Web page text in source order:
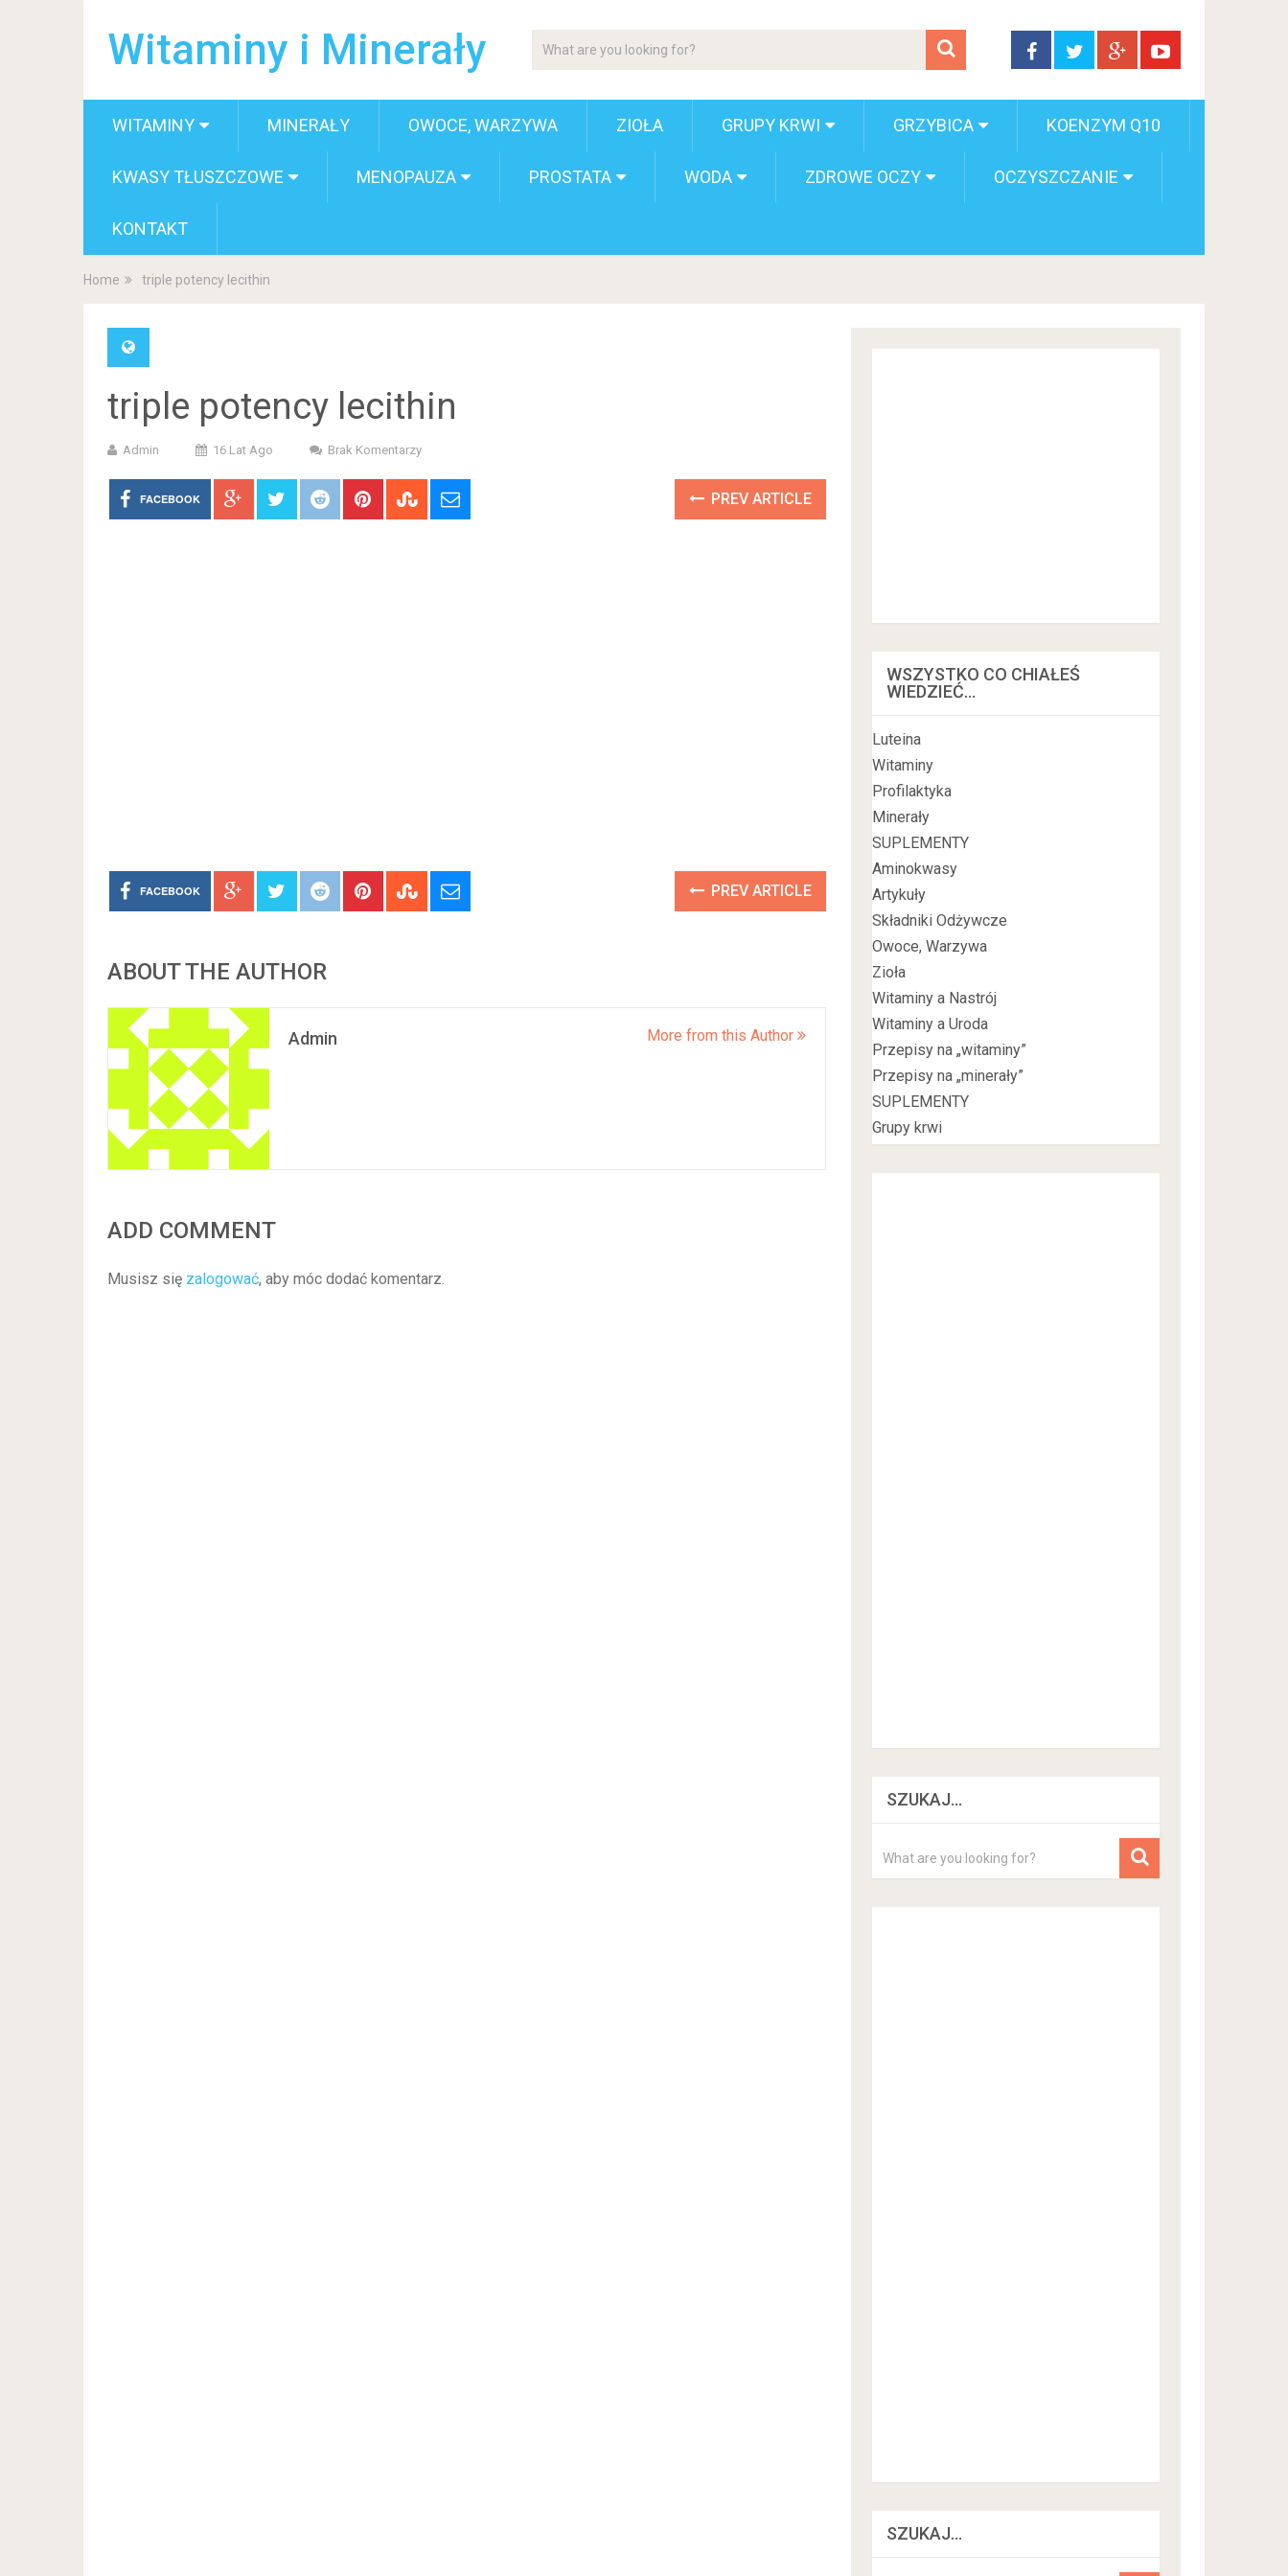
Witaminy i Minerały
WITAMINY MINERAŁY OWOCE, WARZYWA ZIOŁA GRUPY KRWI GRZYBICA KOENZYM Q10
KWASY TŁUSZCZOWE MENOPAUZA PROSTATA WODA ZDROWE OCZY OCZYSZCZANIE
KONTAKT
Home triple potency lecithin
triple potency lecithin
Admin 16 Lat Ago Brak Komentarzy
FACEBOOK PREV ARTICLE
FACEBOOK PREV ARTICLE
ABOUT THE AUTHOR
Admin More from this Author
ADD COMMENT
Musisz się zalogować, aby móc dodać komentarz.
WSZYSTKO CO CHIAŁEŚ
WIEDZIEĆ…
Luteina
Witaminy
Profilaktyka
Minerały
SUPLEMENTY
Aminokwasy
Artykuły
Składniki Odżywcze
Owoce, Warzywa
Zioła
Witaminy a Nastrój
Witaminy a Uroda
Przepisy na „witaminy”
Przepisy na „minerały”
SUPLEMENTY
Grupy krwi
SZUKAJ…
SZUKAJ…